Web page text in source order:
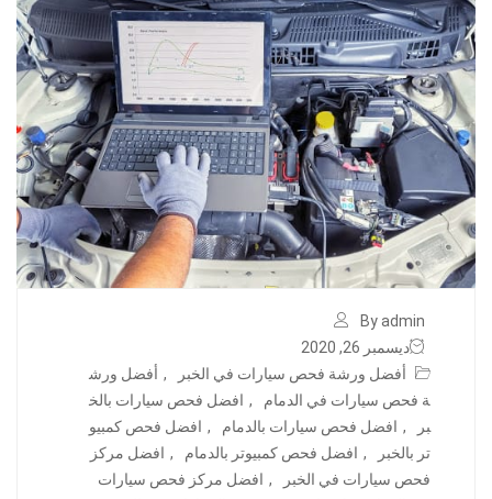
By admin
ديسمبر 26, 2020
أفضل ورشة فحص سيارات في الخبر
, أفضل ورش
ة فحص سيارات في الدمام
, افضل فحص سيارات بالخ
بر
, افضل فحص سيارات بالدمام , افضل فحص كمبيو
تر بالخبر
, افضل فحص كمبيوتر بالدمام , افضل مركز
فحص سيارات في الخبر
, افضل مركز فحص سيارات